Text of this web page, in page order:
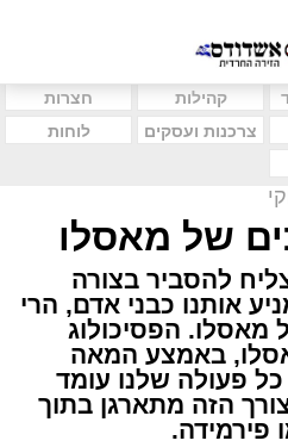
קהילות
חצרות
צרכנות ועסקים
לוחות
של מאסלו
להסביר בצורה
אותנו כבני אדם, הרי
מאסלו. הפסיכולוג
באמצע המאה
כל פעולה שלנו עומד
הזה מתארגן בתוך
פירמידה.